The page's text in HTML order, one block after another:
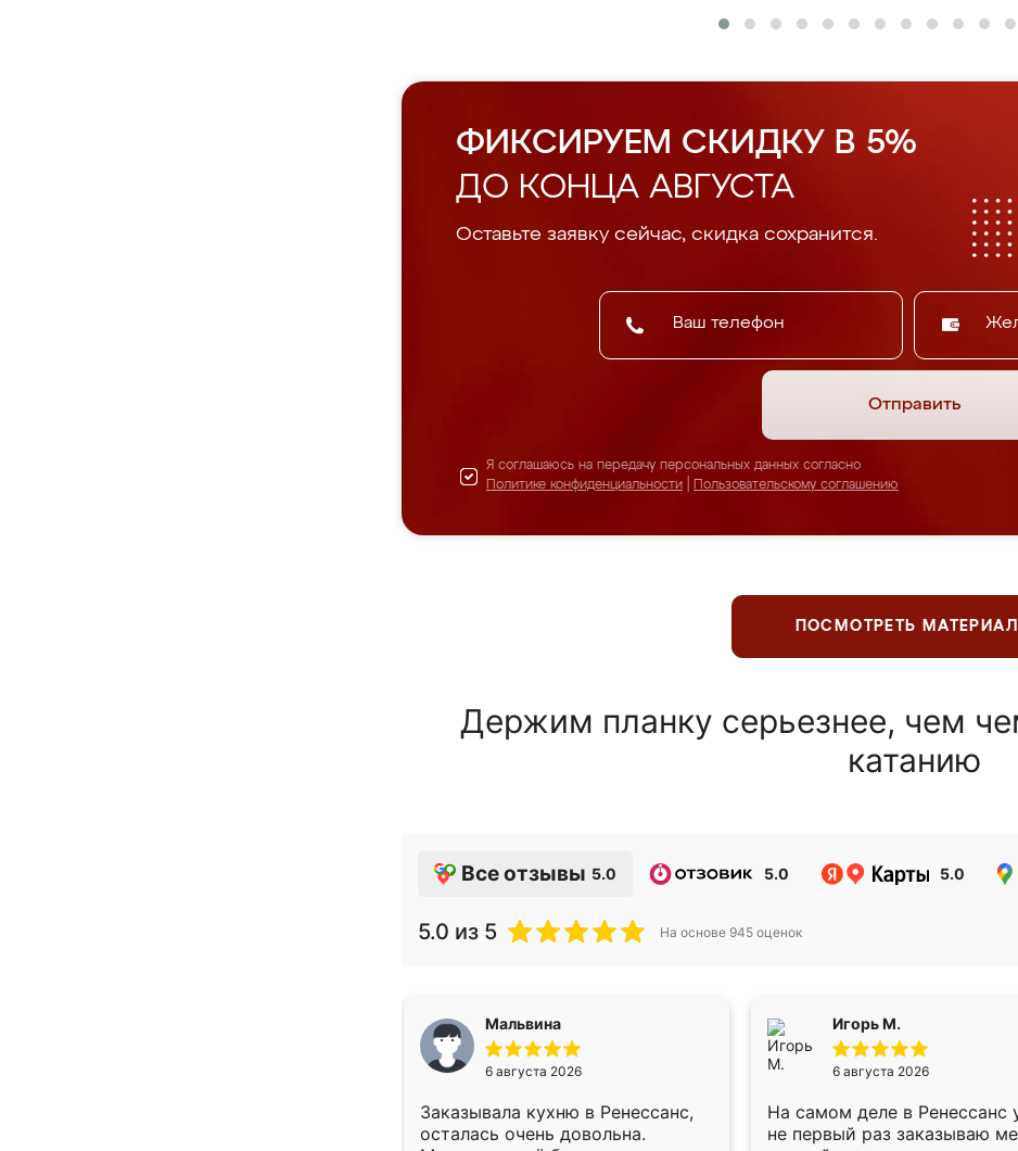
ФИКСИРУЕМ СКИДКУ В 5%
ДО КОНЦА АВГУСТА
Оставьте заявку сейчас, скидка сохранится.
Отправить
Я соглашаюсь на передачу персональных данных согласно
Политике конфиденциальности
Пользовательскому соглашению
ПОСМОТРЕТЬ
Держим планку серьезнее, чем
катанию
Все отзывы 5.0 5.0 5.0
5.0 из 5 На основе 945 оценок
Мальвина
6 августа 2026
Заказывала кухню в Ренессанс,
осталась очень довольна.
Игорь М.
6 августа 2026
На самом деле в Ренессанс
не первый раз заказываю